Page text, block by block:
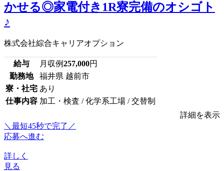
かせる◎家電付き1R寮完備のオシゴト
♪
株式会社綜合キャリアオプション
給与 月収例257,000円
勤務地
福井県 越前市
寮・社宅 あり
仕事内容 加工・検査 / 化学系工場 / 交替制
詳細を表示
＼最短45秒で完了／
応募へ進む
詳しく
見る